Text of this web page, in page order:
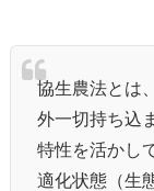
協生農法とは
外一切持ち込
特性を活かし
適化状態（生